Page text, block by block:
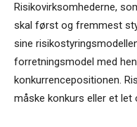
Risikovirksomhederne,
skal først og fremmest
sine
forretningsmodel med
konkurrencepositionen.
måske konkurs eller et